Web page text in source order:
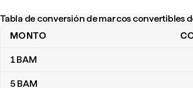
Tabla de conversión de marcos convertibles
Tabla de conversión de marcos convertibles
MONTO
1BAM
5 BAM